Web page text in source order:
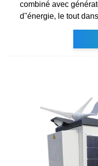
combiné avec
d''énergie, le tout